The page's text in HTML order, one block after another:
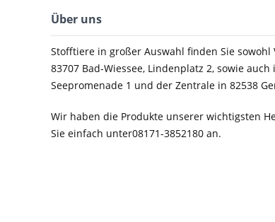
Über uns
Stofftiere in großer Auswahl finden Sie
83707 Bad-Wiessee, Lindenplatz 2, sowie
Seepromenade 1 und der Zentrale in 82538
Wir haben die Produkte unserer wichtigsten
Sie einfach unter08171-3852180 an.